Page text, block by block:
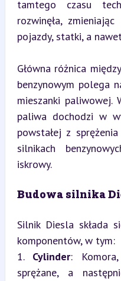
tamtego czasu
rozwinęła,
pojazdy, statki, a
Główna różnica
benzynowym polega
mieszanki paliwowej.
paliwa dochodzi w
powstałej z
silnikach
iskrowy.
Budowa silnika
Silnik Diesla składa
komponentów, w tym:
1. Cylinder:
sprężane, a